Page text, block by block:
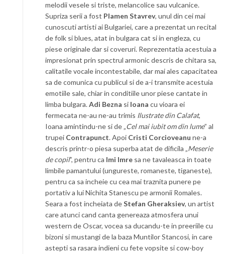
melodii vesele si triste, melancolice sau vulcanice.
Supriza serii a fost Plamen Stavrev, unul din cei mai
cunoscuti artisti ai Bulgariei, care a prezentat un recital
de folk si blues, atat in bulgara cat si in engleza, cu
piese originale dar si coveruri. Reprezentatia acestuia a
impresionat prin spectrul armonic descris de chitara sa,
calitatile vocale incontestabile, dar mai ales capacitatea
sa de comunica cu publicul si de a-i transmite acestuia
emotiile sale, chiar in conditiile unor piese cantate in
limba bulgara.Adi Bezna si Ioana cu vioara ei
fermecata ne-au ne-au trimis Ilustrate din Calafat,
Ioana amintindu-ne si de „Cel mai iubit om din lume” al
trupei Contrapunct. Apoi Cristi Corcioveanu ne-a
descris printr-o piesa superba atat de dificila „Meserie
de copil”, pentru ca Imi Imre sa ne tavaleasca in toate
limbile pamantului (ungureste, romaneste, tiganeste),
pentru ca sa incheie cu cea mai traznita punere pe
portativ a lui Nichita Stanescu pe armonii Romales.
Seara a fost incheiata deStefan Gheraksiev, un artist
care atunci cand canta genereaza atmosfera unui
western de Oscar, vocea sa ducandu-te in preeriile cu
bizoni si mustangi de la baza Muntilor Stancosi, in care
astepti sa rasara indieni cu fete vopsite si cow-boy